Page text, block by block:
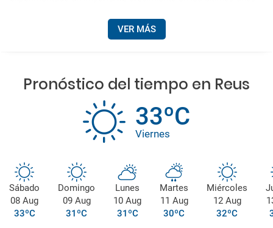
VER MÁS
Pronóstico del tiempo en Reus
33ºC
Viernes
Sábado
08 Aug
33ºC
Domingo
09 Aug
31ºC
Lunes
10 Aug
31ºC
Martes
11 Aug
30ºC
Miércoles
12 Aug
32ºC